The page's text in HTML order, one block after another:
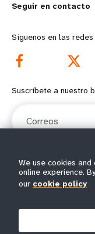
o
r
e
f
o
t
e
m
Seguir en contacto
Síguenos en las
Suscríbete a nuestro
© Todos
We use cookies
online experience.
our cookie policy